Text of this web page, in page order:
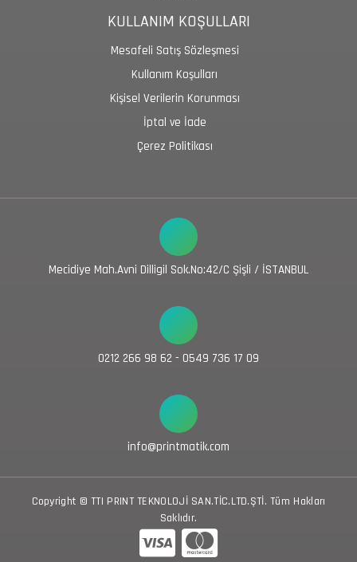
KULLANIM KOŞULLARI
Mesafeli Satış Sözleşmesi
Kullanım Koşulları
Kişisel Verilerin Korunması
İptal ve İade
Çerez Politikası
Mecidiye Mah.Avni Dilligil Sok.No:42/C Şişli / İSTANBUL
0212 266 98 62 - 0549 736 17 09
info@printmatik.com
Copyright © TTI PRINT TEKNOLOJİ SAN.TİC.LTD.ŞTİ. Tüm Hakları
Saklıdır.